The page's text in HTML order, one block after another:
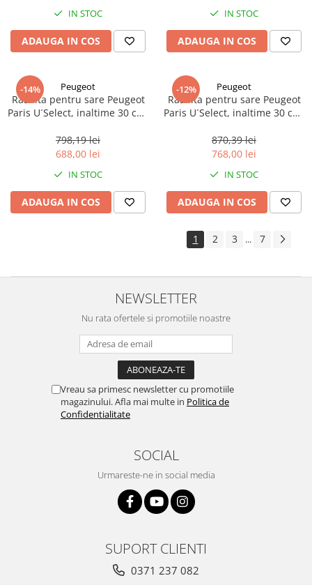
IN STOC
ADAUGA IN COS
IN STOC
ADAUGA IN COS
-14% Peugeot
Rasnita pentru sare Peugeot
Paris U´Select, inaltime 30 cm,
798,19 lei
688,00 lei
IN STOC
ADAUGA IN COS
-12% Peugeot
Rasnita pentru sare Peugeot
Paris U´Select, inaltime 30 cm,
buc
870,39 lei
768,00 lei
IN STOC
ADAUGA IN COS
1 2 3 ... 7
NEWSLETTER
Nu rata ofertele si promotiile noastre
Vreau sa primesc newsletter cu promotiile
magazinului. Afla mai multe in Politica de
Confidentialitate
SOCIAL
Urmareste-ne in social media
SUPORT CLIENTI
0371 237 082